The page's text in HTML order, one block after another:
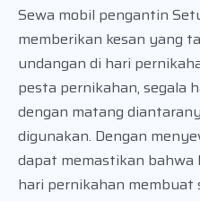
Sewa mobil pengantin
memberikan kesan yang
undangan di hari
pesta pernikahan, segala
dengan matang
digunakan. Dengan
dapat memastikan bahwa
hari pernikahan membuat